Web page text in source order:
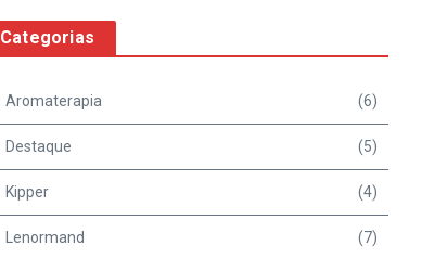
Categorias
Aromaterapia (6)
Destaque (5)
Kipper (4)
Lenormand (7)